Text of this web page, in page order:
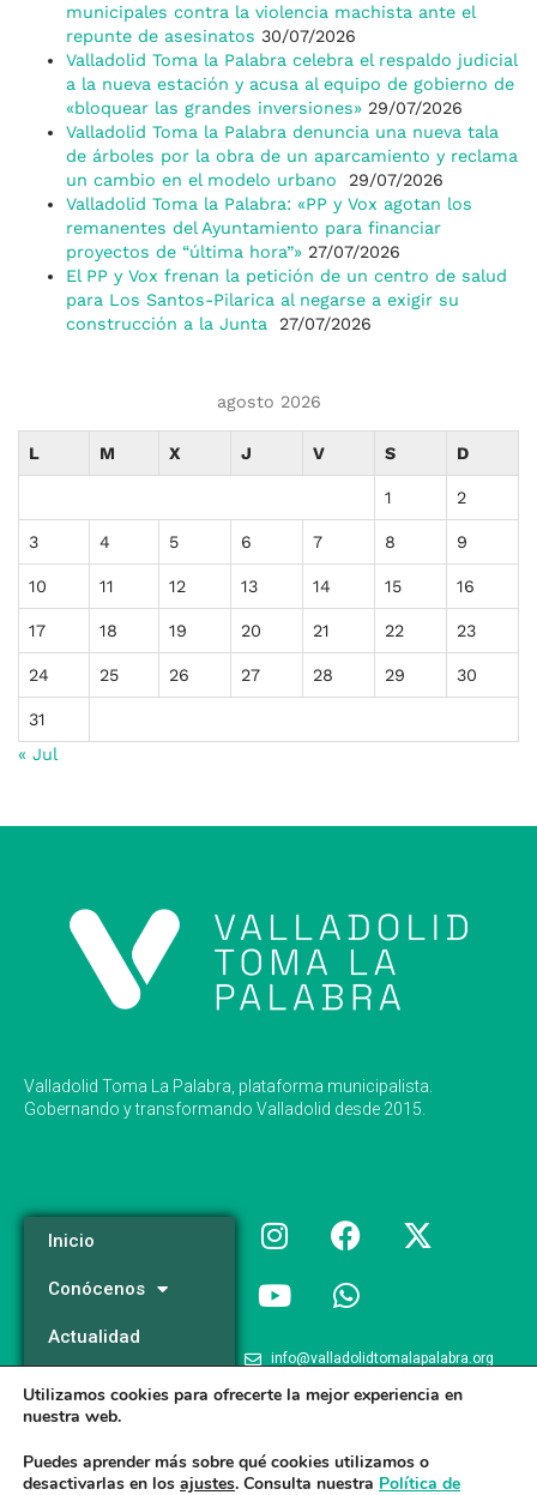
municipales contra la violencia machista ante el
repunte de asesinatos 30/07/2026
Valladolid Toma la Palabra celebra el respaldo judicial
a la nueva estación y acusa al equipo de gobierno de
«bloquear las grandes inversiones» 29/07/2026
Valladolid Toma la Palabra denuncia una nueva tala
de árboles por la obra de un aparcamiento y reclama
un cambio en el modelo urbano
29/07/2026
Valladolid Toma la Palabra: «PP y Vox agotan los
remanentes del Ayuntamiento para financiar
proyectos de “última hora”» 27/07/2026
El PP y Vox frenan la petición de un centro de salud
para Los Santos-Pilarica al negarse a exigir su
construcción a la Junta
27/07/2026
agosto 2026
L M X J V S D
1 2
3 4 5 6 7 8 9
10 11 12 13 14 15 16
17 18 19 20 21 22 23
24 25 26 27 28 29 30
31
« Jul
Valladolid Toma La Palabra, plataforma municipalista.
Gobernando y transformando Valladolid desde 2015.
Inicio
Conócenos
Actualidad
Programa
info@valladolidtomalapalabra.org
+34 983 426 124
Utilizamos cookies para ofrecerte la mejor experiencia en
nuestra web.
Puedes aprender más sobre qué cookies utilizamos o
desactivarlas en los ajustes. Consulta nuestra Política de